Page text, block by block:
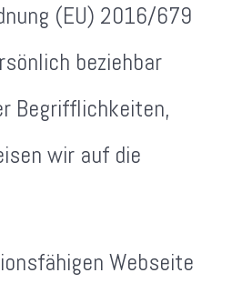
(EU) 2016/679
beziehbar
Begrifflichkeiten,
wir auf die
Webseite